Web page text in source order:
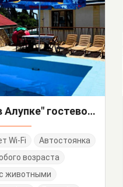
"Дача в Алупке" гостевой дом
Wi-Fi
Автостоянка
возраста
животными